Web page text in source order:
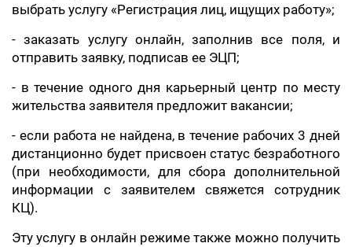
выбрать услугу «Регистрация лиц, ищущих работу»;
- заказать услугу онлайн, заполнив все поля, и
отправить заявку, подписав ее ЭЦП;
- в течение одного дня карьерный центр по месту
жительства заявителя предложит вакансии;
- если работа не найдена, в течение рабочих 3 дней
дистанционно будет присвоен статус безработного
(при необходимости, для сбора дополнительной
информации с заявителем свяжется сотрудник
КЦ).
Эту услугу в онлайн режиме также можно получить